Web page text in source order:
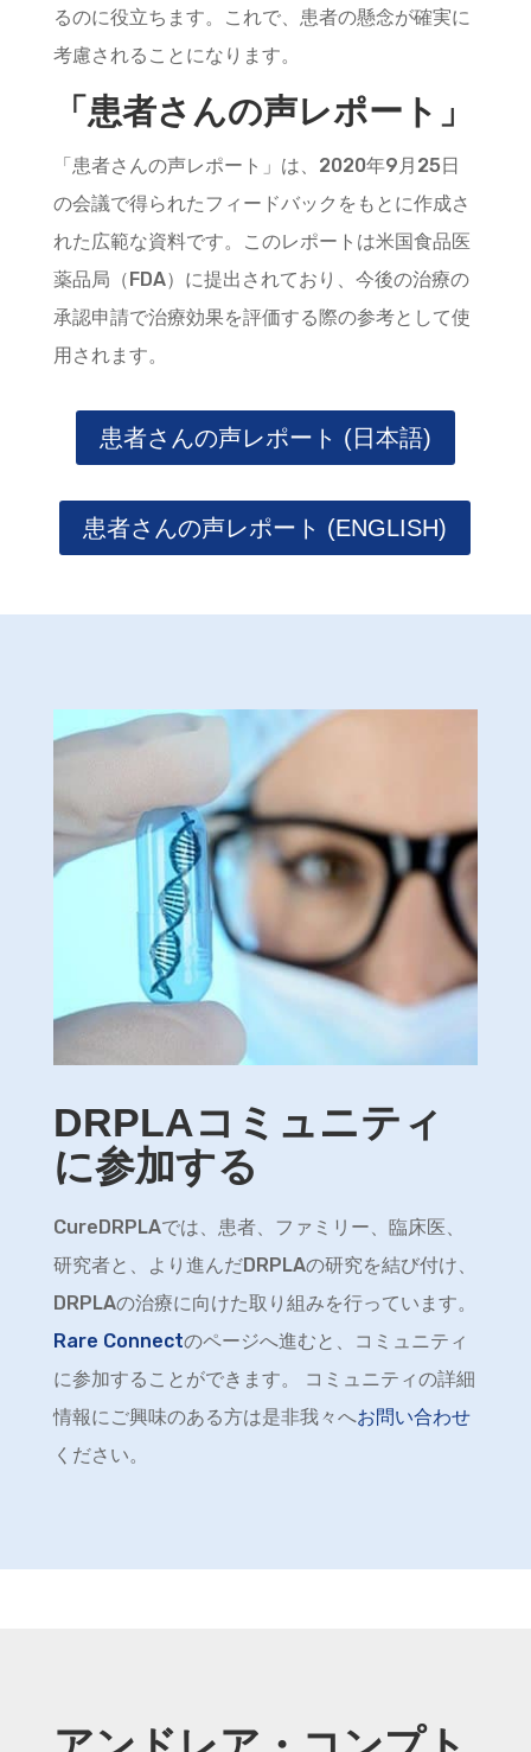
るのに役立ちます。これで、患者の懸念が確実に
考慮されることになります。
「患者さんの声レポート」
「患者さんの声レポート」は、2020年9月25日
の会議で得られたフィードバックをもとに作成さ
れた広範な資料です。このレポートは米国食品医
薬品局（FDA）に提出されており、今後の治療の
承認申請で治療効果を評価する際の参考として使
用されます。
患者さんの声レポート (日本語)
患者さんの声レポート (ENGLISH)
DRPLAコミュニティ
に参加する
CureDRPLAでは、患者、ファミリー、臨床医、
研究者と、より進んだDRPLAの研究を結び付け、
DRPLAの治療に向けた取り組みを行っています。
Rare Connectのページへ進むと、コミュニティ
に参加することができます。 コミュニティの詳細
情報にご興味のある方は是非我々へお問い合わせ
ください。